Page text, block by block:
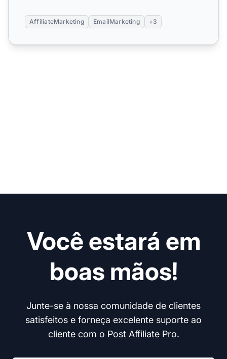
AffiliateMarketing EmailMarketing +3
Você estará em
boas mãos!
Junte-se à nossa comunidade de clientes
satisfeitos e forneça excelente suporte ao
cliente com o Post Affiliate Pro.